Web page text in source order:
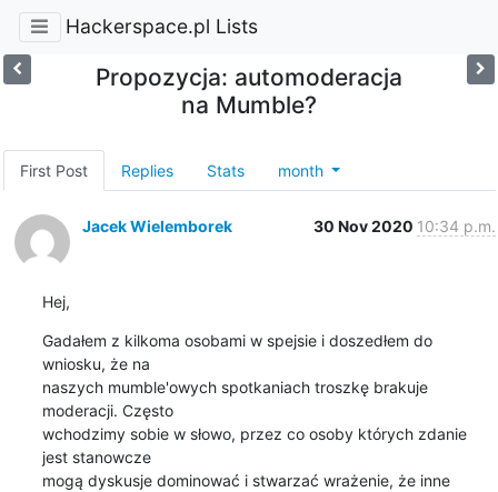
Hackerspace.pl Lists
Propozycja: automoderacja
na Mumble?
First Post Replies Stats month
Jacek Wielemborek 30 Nov 2020 10:34 p.m.
Hej,
Gadałem z kilkoma osobami w spejsie i doszedłem do
wniosku, że na
naszych mumble'owych spotkaniach troszkę brakuje
moderacji. Często
wchodzimy sobie w słowo, przez co osoby których zdanie
jest stanowcze
mogą dyskusje dominować i stwarzać wrażenie, że inne